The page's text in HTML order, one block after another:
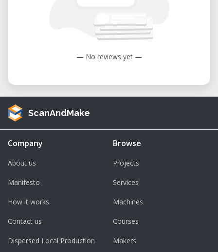
Pièces techniques et prototypes
fiabilité dans un format compact. Compatible
avec une large gamme de matériaux et
— No reviews yet —
ScanAndMake
Company
About us
Manifesto
How it works
Contact us
Dispersed Local Production
Browse
Projects
Services
Machines
Courses
Makers